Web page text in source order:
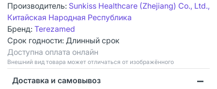
Производитель: Sunkiss Healthcare (Zhejiang) Co., Ltd.,
Китайская Народная Республика
Бренд: Terezamed
Срок годности: Длинный срок
Доступна оплата онлайн
Bнешний вид товара может отличаться от изображённого
Доставка и самовывоз